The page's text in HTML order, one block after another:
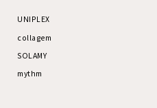
UNIPLEX
collagem
SOLAMY
mythm